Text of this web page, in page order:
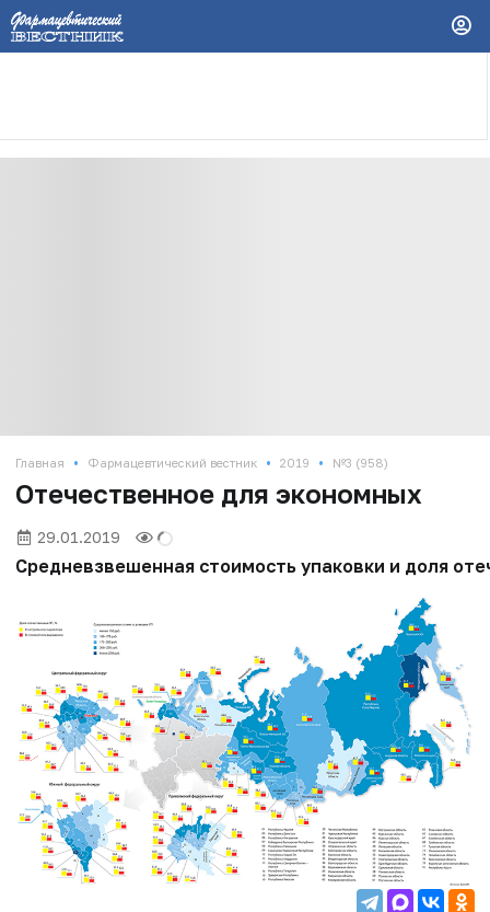
Главная • Фармацевтический вестник • 2019 • №3 (958)
Отечественное для экономных
29.01.2019
Средневзвешенная стоимость упаковки и доля